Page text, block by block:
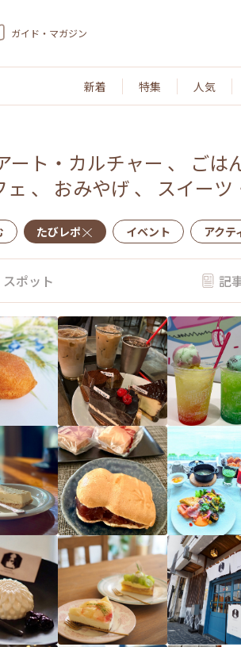
ガイド・マガジン
新着 特集 人気
ート・カルチャー 、 ごは
ェ 、 おみやげ 、 スイーツ
たびレポ イベント アクテ
スポット 記